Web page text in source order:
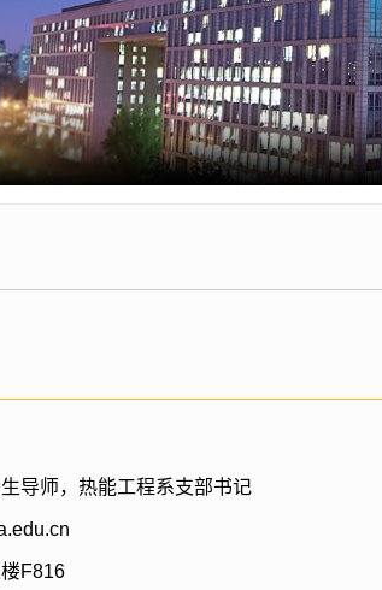
导师，热能工程系支部书记
F816